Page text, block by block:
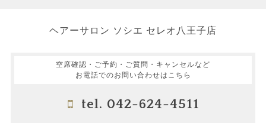
ヘアーサロン ソシエ セレオ八王子店
空席確認・ご予約・ご質問・キャンセルなど
お電話でのお問い合わせはこちら
tel. 042-624-4511